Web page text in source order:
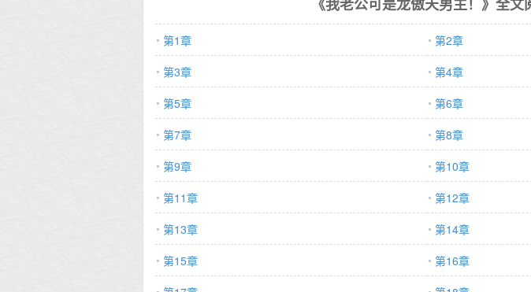
成东山再起这个成就时一路稳进，不料剧情线里这
少爷宿宁表里如一，是个空有一张脸蛋的漂亮花瓶
烧，就是个成事不足败事有余的累赘。 两人本不该
宁还向他表了白。 萧今栩想看宿宁想耍什么花招，
系统未雨绸缪：宿主你不要沉迷美色啊，别忘了我
他不可能对一个貌美蠢货动心。 随着时间推移，宿
象中大相径庭 宿宁简直就是黏人精，一天二十四小
到自己怀里要亲亲，一口一个老公叫的亲热。 唯一
落下一个吻：老公你要上班加油哦，我在家里等你
敢笑他没眼光！ * 萧总在圈内绝对是个传奇。从一
摇身一变成世家萧家的掌门人。 宿宁扬眉吐气，看
滋地把相关内容发朋友圈：我也没那么好～[害羞]
我的今天。 系统看着原本八年要完成的任务被缩短
今栩：不拼怎么养老婆？ 排雷 受很娇妻。 双洁双
剧情默认我的私设。小情侣不拆不逆1v1身心皆是
第1章
第2章
第3章
第4章
第5章
第6章
第7章
第8章
第9章
第10章
第11章
第12章
第13章
第14章
第15章
第16章